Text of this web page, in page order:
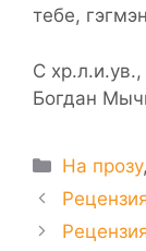
тебе,
С хр.л.и.ув.,
Богдан
Рубрики
На прозу,